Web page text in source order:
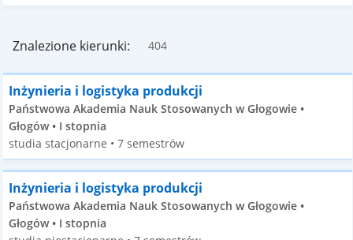
Znalezione kierunki: 404
Inżynieria i logistyka produkcji
Państwowa Akademia Nauk Stosowanych w Głogowie •
Głogów • I stopnia
studia stacjonarne • 7 semestrów
Inżynieria i logistyka produkcji
Państwowa Akademia Nauk Stosowanych w Głogowie •
Głogów • I stopnia